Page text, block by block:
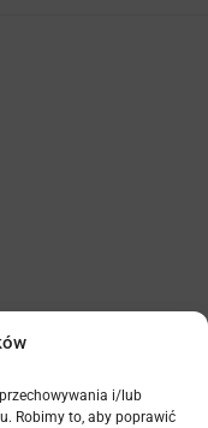
i/lub
Robimy to, aby poprawić